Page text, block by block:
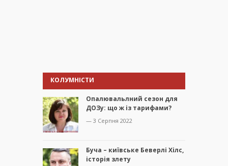
КОЛУМНІСТИ
Опалювальлний сезон для
ДОЗу: що ж із тарифами?
— 3 Серпня 2022
Буча – київське Беверлі Хілс,
історія злету